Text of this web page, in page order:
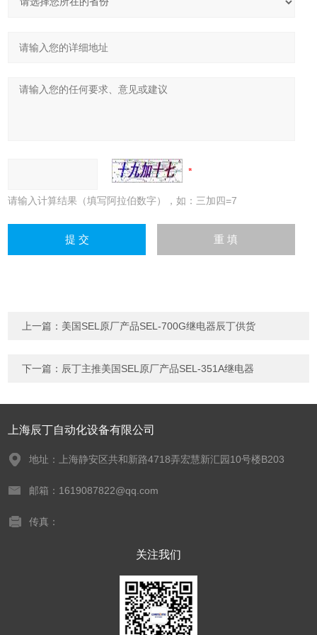
请输入计算结果（填写阿拉伯数字），如：三加四=7
上一篇： 美国SEL原厂产品SEL-700G继电器辰丁供货
下一篇： 辰丁主推美国SEL原厂产品SEL-351A继电器
上海辰丁自动化设备有限公司
地址：上海静安区共和新路4718弄宏慧新汇园10号楼B203
邮箱：1619087822@qq.com
传真：
关注我们